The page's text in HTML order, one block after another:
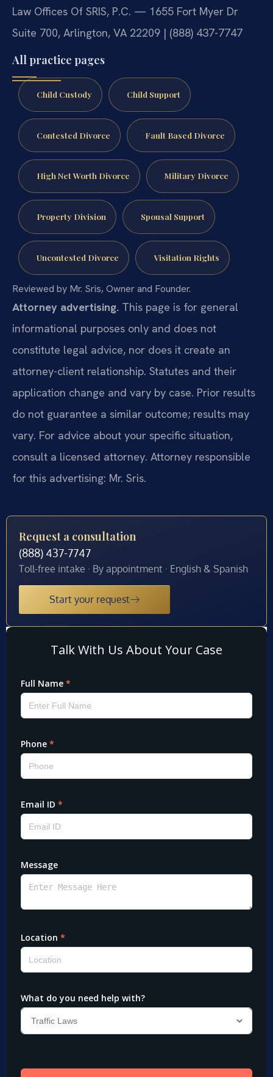
Law Offices Of SRIS, P.C. — 1655 Fort Myer Dr
Suite 700, Arlington, VA 22209 | (888) 437-7747
All practice pages
Child Custody Child Support
Contested Divorce Fault Based Divorce
High Net Worth Divorce Military Divorce
Property Division Spousal Support
Uncontested Divorce Visitation Rights
Reviewed by Mr. Sris, Owner and Founder.
Attorney advertising. This page is for general
informational purposes only and does not
constitute legal advice, nor does it create an
attorney-client relationship. Statutes and their
application change and vary by case. Prior results
do not guarantee a similar outcome; results may
vary. For advice about your specific situation,
consult a licensed attorney. Attorney responsible
for this advertising: Mr. Sris.
Request a consultation
(888) 437-7747
Toll-free intake · By appointment · English & Spanish
Start your request